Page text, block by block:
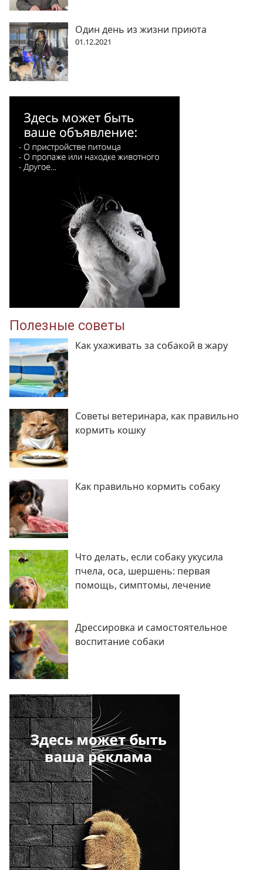
Один день из жизни приюта
01.12.2021
Полезные советы
Как ухаживать за собакой в жару
Советы ветеринара, как правильно
кормить кошку
Как правильно кормить собаку
Что делать, если собаку укусила
пчела, оса, шершень: первая
помощь, симптомы, лечение
Дрессировка и самостоятельное
воспитание собаки